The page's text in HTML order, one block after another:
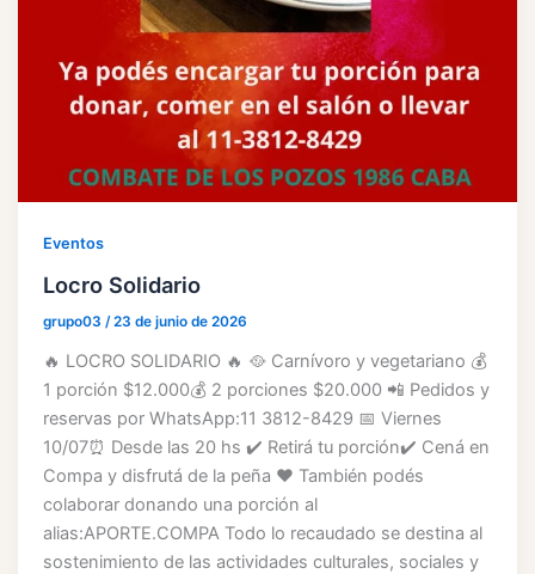
Eventos
Locro Solidario
grupo03/23 de junio de 2026
🔥 LOCRO SOLIDARIO 🔥 🥘 Carnívoro y vegetariano 💰
1 porción $12.000💰 2 porciones $20.000 📲 Pedidos y
reservas por WhatsApp:11 3812-8429 📅 Viernes
10/07⏰ Desde las 20 hs ✔️ Retirá tu porción✔️ Cená en
Compa y disfrutá de la peña ❤️ También podés
colaborar donando una porción al
alias:APORTE.COMPA Todo lo recaudado se destina al
sostenimiento de las actividades culturales, sociales y